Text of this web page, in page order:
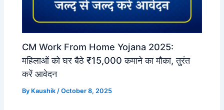
CM Work From Home Yojana 2025:
महिलाओं को घर बैठे ₹15,000 कमाने का मौका, तुरंत
करें आवेदन
By Kaushik /October 8, 2025